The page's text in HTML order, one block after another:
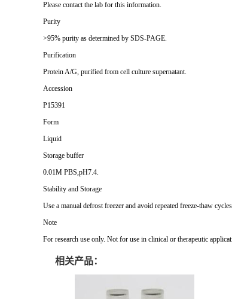
Please contact the lab for this information.
Purity
>95% purity as determined by SDS-PAGE.
Purification
Protein A/G, purified from cell culture supernatant.
Accession
P15391
Form
Liquid
Storage buffer
0.01M PBS,pH7.4.
Stability and Storage
Use a manual defrost freezer and avoid repeated freeze-thaw
Note
For research use only. Not for use in clinical or therapeutic
相关产品：